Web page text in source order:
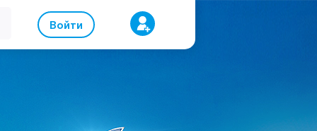
Войти